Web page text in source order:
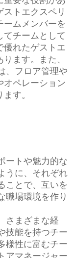
トエクスペリ
ームメンバーを
てチームとして
優れたゲストエ
ます。また、
、フロア管理や
オペレーション
す。
ートや魅力的な
うに、それぞれ
ことで、互いを
職場環境を作り
さまざまな経
技能を持つチー
様性に富むチー
アマネージャー